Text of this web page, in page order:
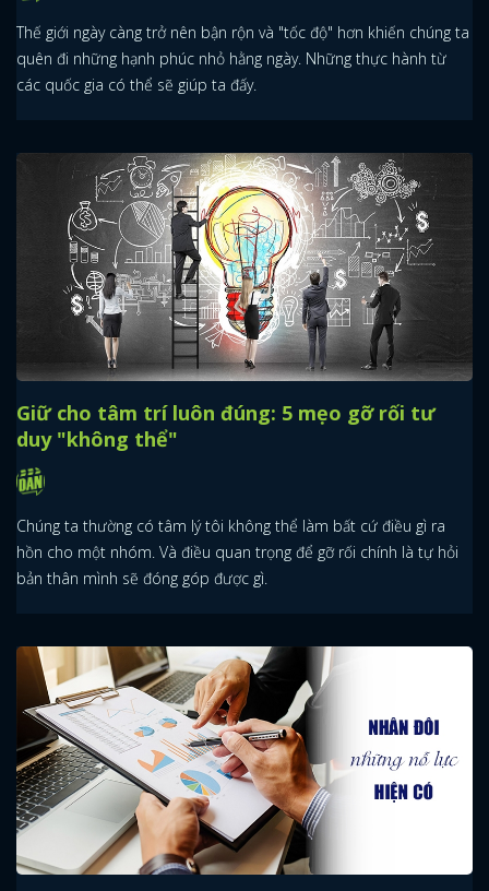
Thế giới ngày càng trở nên bận rộn và "tốc độ" hơn khiến chúng ta
quên đi những hạnh phúc nhỏ hằng ngày. Những thực hành từ
các quốc gia có thể sẽ giúp ta đấy.
Giữ cho tâm trí luôn đúng: 5 mẹo gỡ rối tư
duy "không thể"
Chúng ta thường có tâm lý tôi không thể làm bất cứ điều gì ra
hồn cho một nhóm. Và điều quan trọng để gỡ rối chính là tự hỏi
bản thân mình sẽ đóng góp được gì.